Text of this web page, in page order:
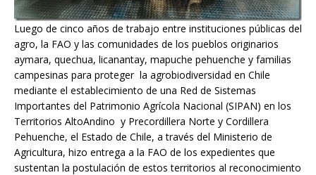
Luego de cinco años de trabajo entre instituciones públicas del
agro, la FAO y las comunidades de los pueblos originarios
aymara, quechua, licanantay, mapuche pehuenche y familias
campesinas para proteger la agrobiodiversidad en Chile
mediante el establecimiento de una Red de Sistemas
Importantes del Patrimonio Agrícola Nacional (SIPAN) en los
Territorios AltoAndino y Precordillera Norte y Cordillera
Pehuenche, el Estado de Chile, a través del Ministerio de
Agricultura, hizo entrega a la FAO de los expedientes que
sustentan la postulación de estos territorios al reconocimiento